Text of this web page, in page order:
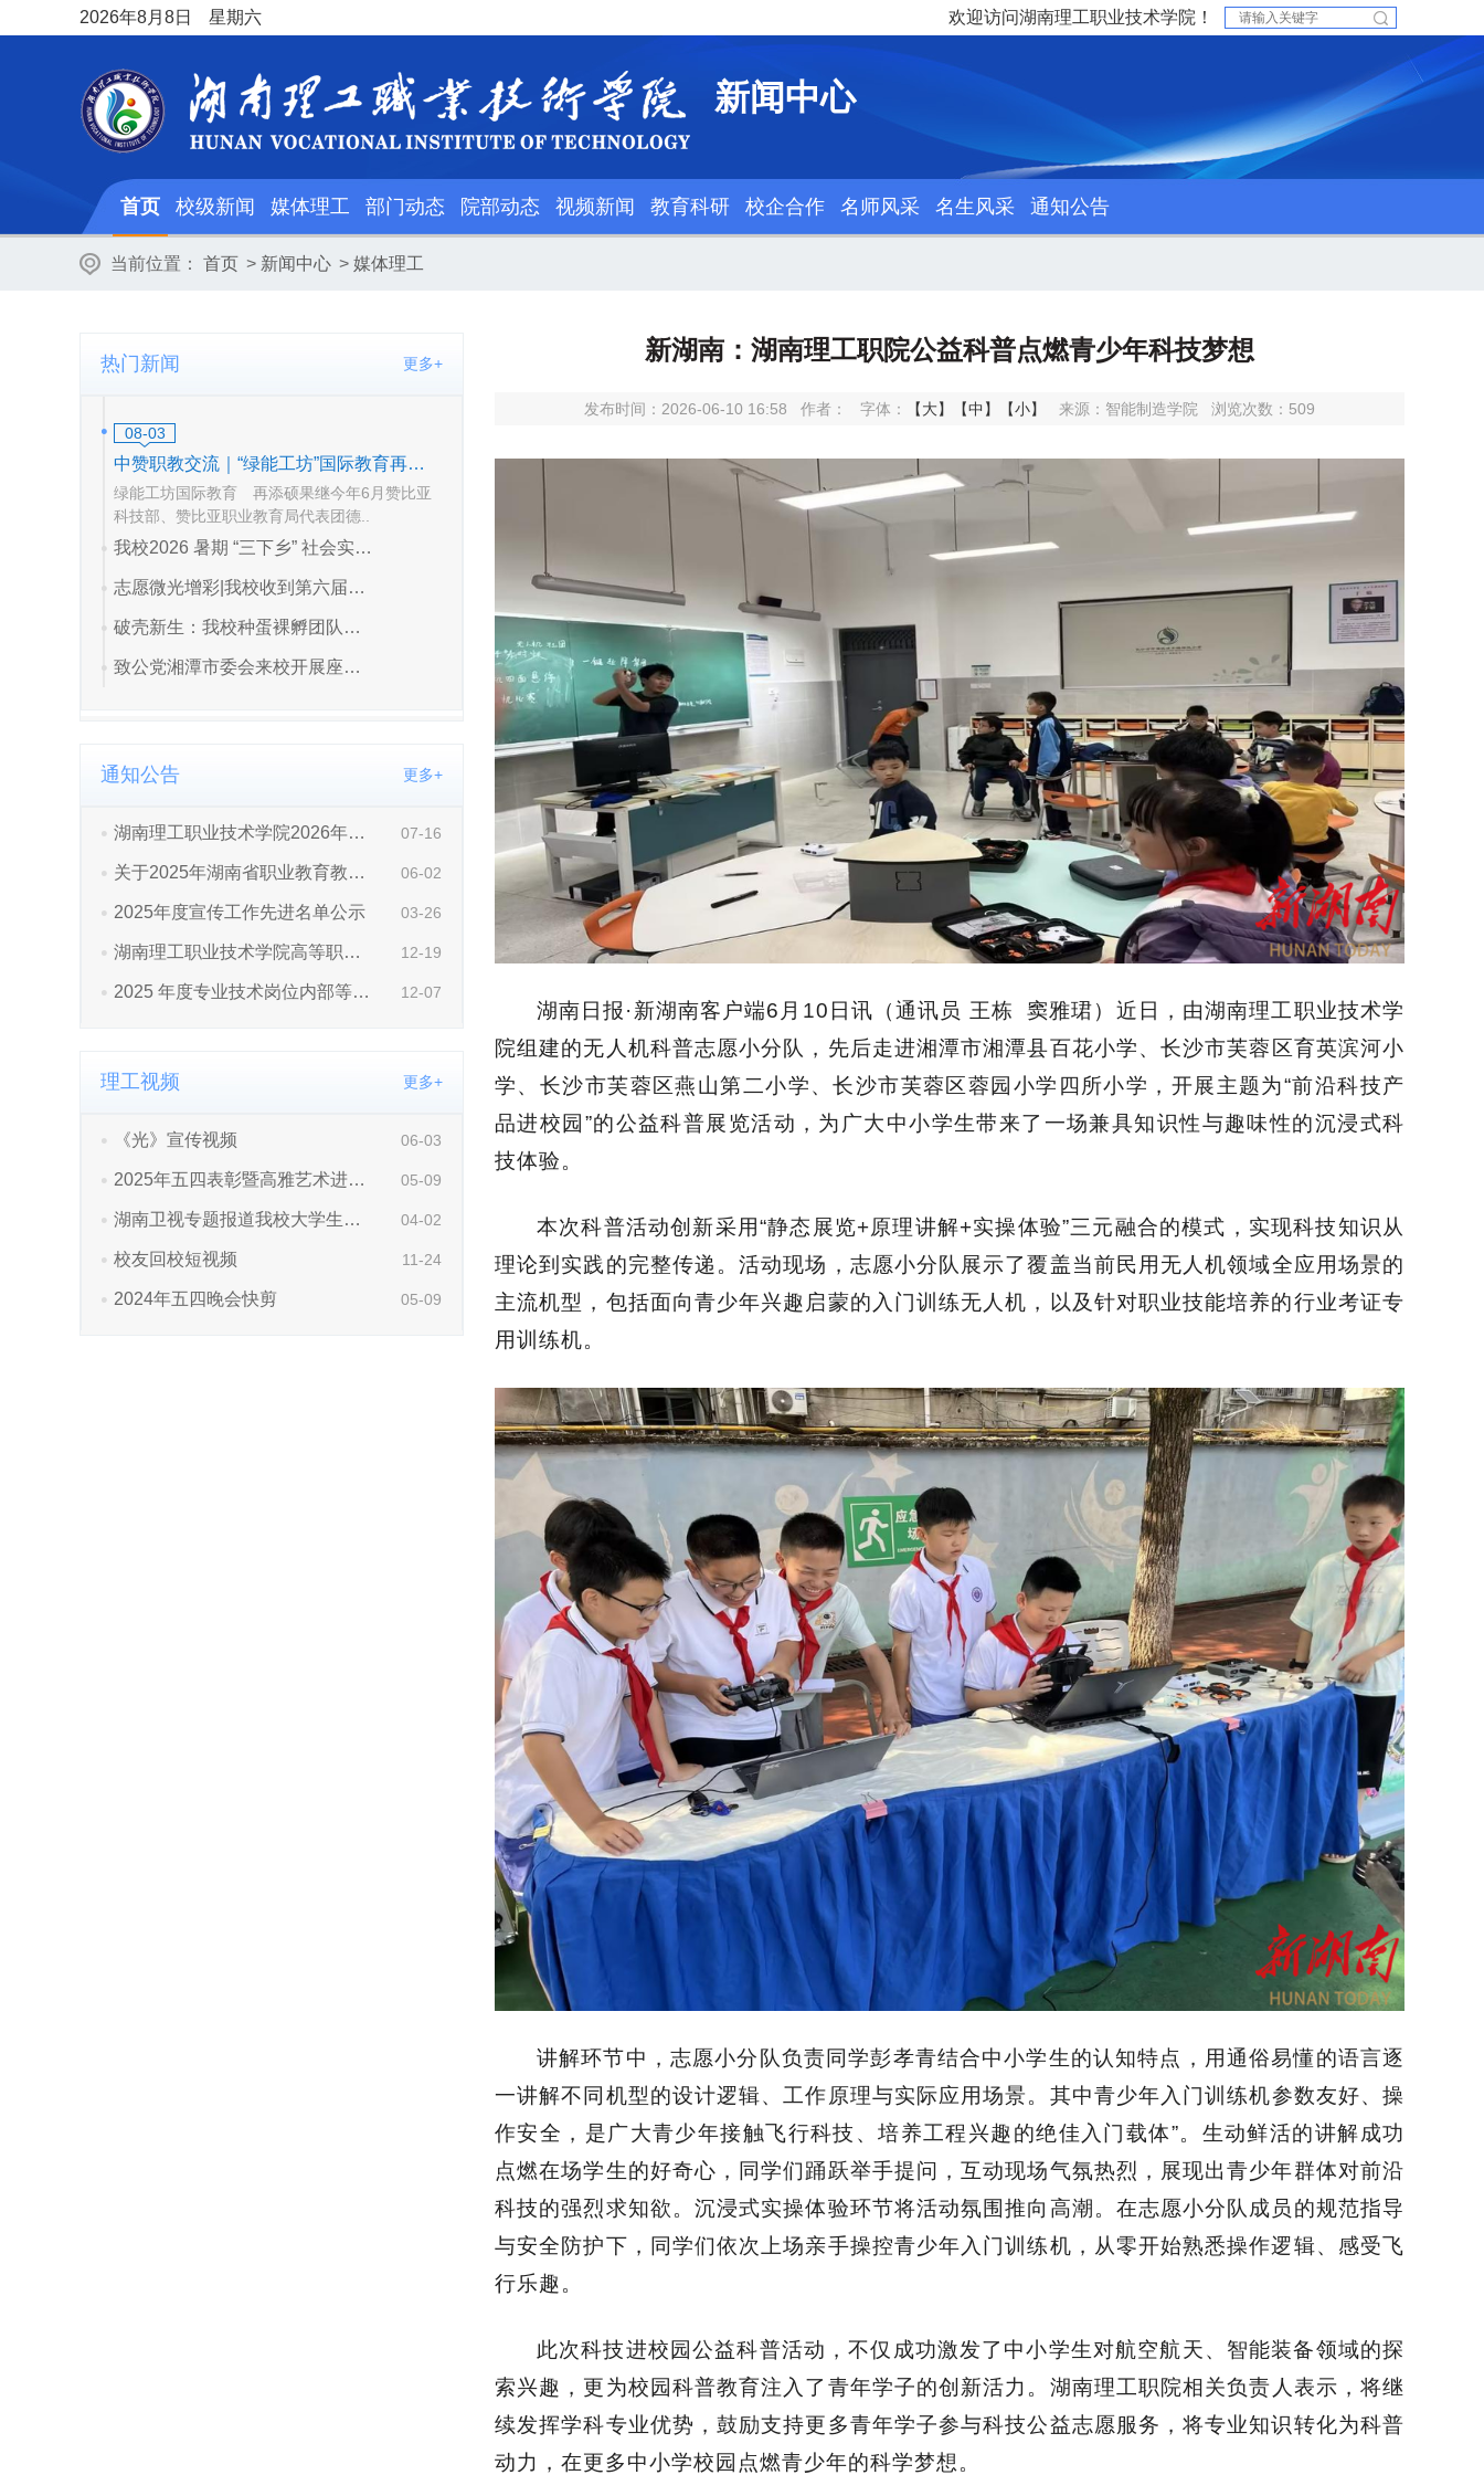
2026年8月8日 星期六 欢迎访问湖南理工职业技术学院！
新闻中心
首页 校级新闻 媒体理工 部门动态 院部动态 视频新闻 教育科研 校企合作 名师风采 名生风采 通知公告
当前位置： 首页 > 新闻中心 > 媒体理工
热门新闻 更多+
通知公告 更多+
理工视频 更多+
新湖南：湖南理工职院公益科普点燃青少年科技梦想
发布时间：2026-06-10 16:58 作者： 字体： 【大】 【中】 【小】 来源：智能制造学院 浏览次数： 509
湖南日报·新湖南客户端6 月 10 日讯 （通讯员 王栋 窦雅珺） 近日，由湖南理工职业技术学
院组建的无人机科普志愿小分队，先后走进湘潭市湘潭县百花小学、长沙市芙蓉区育英滨河小
学、长沙市芙蓉区燕山第二小学、长沙市芙蓉区蓉园小学四所小学 ， 开展主题为“前沿科技产
品进校园 ”的公益科普展览活动，为广大中小学生带来了一场兼具知识性与趣味性的沉浸式科
技体验。
本次科普活动创新采用“静态展览+原理讲解+实操体验”三元融合的模式，实现科技知识从
理论到实践的完整传递。活动现场，志愿小分队 展示了覆盖当前民用无人机领域全应用场景的
主流机型，包括面向青少年兴趣启蒙的入门训练无人机，以及针对职业技能培养的行业考证专
用训练机。
讲解环节中， 志愿小分队负责同学彭孝青结合中小学生的认知特点，用通俗易懂的语言逐
一讲解不同机型的设计逻辑、工作原理与实际应用场景。 其中青少年入门训练机参数友好、操
作安全，是广大青少年接触飞行科技、培养工程兴趣的绝佳入门载体”。生动鲜活的讲解成功
点燃在场学生的好奇心，同学们踊跃举手提问，互动现场气氛热烈，展现出青少年群体对前沿
科技的强烈求知欲。沉浸式实操体验环节将活动氛围推向高潮。在志愿小分队成员的规范指导
与安全防护下，同学们依次上场亲手操控青少年入门训练机，从零开始熟悉操作逻辑、感受飞
行乐趣。
此次科技进校园公益科普活动，不仅成功激发了中小学生对航空航天、智能装备领域的探
索兴趣，更为校园科普教育注入了青年学子的创新活力。 湖南理工职院相关负责人表示， 将继
续发挥学科专业优势，鼓励支持更多青年学子参与科技公益志愿服务，将专业知识转化为科普
动力，在更多中小学校园点燃青少年的科学梦想。